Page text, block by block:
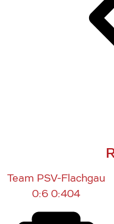
Team PSV-Flachgau
0:6 0:404